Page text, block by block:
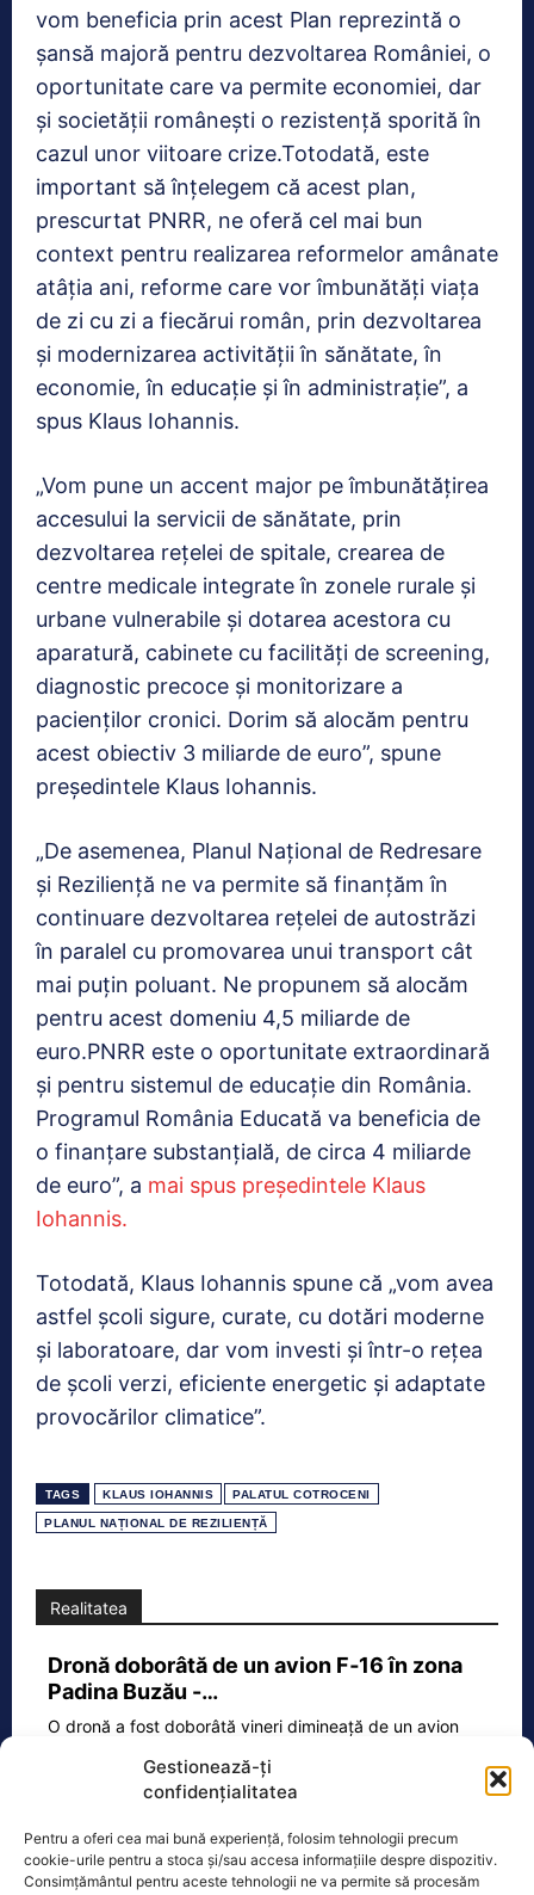
Gestionează-ți
confidențialitatea
Pentru a oferi cea mai bună experiență, folosim tehnologii precum
cookie-urile pentru a stoca și/sau accesa informațiile despre dispozitiv.
Consimțământul pentru aceste tehnologii ne va permite să procesăm
vom beneficia prin acest Plan reprezintă o
șansă majoră pentru dezvoltarea României, o
oportunitate care va permite economiei, dar
și societății românești o rezistență sporită în
cazul unor viitoare crize.Totodată, este
important să înțelegem că acest plan,
prescurtat PNRR, ne oferă cel mai bun
context pentru realizarea reformelor amânate
atâția ani, reforme care vor îmbunătăți viața
de zi cu zi a fiecărui român, prin dezvoltarea
și modernizarea activității în sănătate, în
economie, în educație și în administrație”, a
spus Klaus Iohannis.
„Vom pune un accent major pe îmbunătățirea
accesului la servicii de sănătate, prin
dezvoltarea rețelei de spitale, crearea de
centre medicale integrate în zonele rurale și
urbane vulnerabile și dotarea acestora cu
aparatură, cabinete cu facilități de screening,
diagnostic precoce și monitorizare a
pacienților cronici. Dorim să alocăm pentru
acest obiectiv 3 miliarde de euro”, spune
președintele Klaus Iohannis.
„De asemenea, Planul Național de Redresare
și Reziliență ne va permite să finanțăm în
continuare dezvoltarea rețelei de autostrăzi
în paralel cu promovarea unui transport cât
mai puțin poluant. Ne propunem să alocăm
pentru acest domeniu 4,5 miliarde de
euro.PNRR este o oportunitate extraordinară
și pentru sistemul de educație din România.
Programul România Educată va beneficia de
o finanțare substanțială, de circa 4 miliarde
de euro”, a mai spus președintele Klaus
Iohannis.
Totodată, Klaus Iohannis spune că „vom avea
astfel școli sigure, curate, cu dotări moderne
și laboratoare, dar vom investi și într-o rețea
de școli verzi, eficiente energetic și adaptate
provocărilor climatice”.
TAGS KLAUS IOHANNIS PALATUL COTROCENI
PLANUL NAȚIONAL DE REZILIENȚĂ
Realitatea
Dronă doborâtă de un avion F‑16 în zona
Padina Buzău -…
O dronă a fost doborâtă vineri dimineață de un avion
Ecopolitic